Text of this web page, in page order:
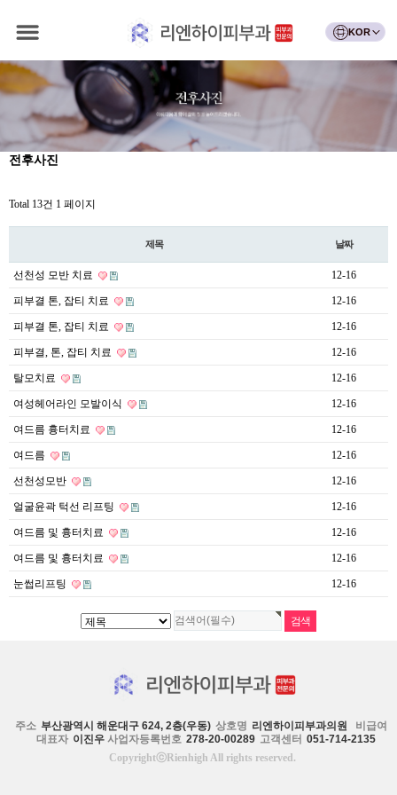
KOR
전후사진
Total 13건 1 페이지
제목 날짜
선천성 모반 치료 12-16
피부결 톤, 잡티 치료 12-16
피부결 톤, 잡티 치료 12-16
피부결, 톤, 잡티 치료 12-16
탈모치료 12-16
여성헤어라인 모발이식 12-16
여드름 흉터치료 12-16
여드름 12-16
선천성모반 12-16
얼굴윤곽 턱선 리프팅 12-16
여드름 및 흉터치료 12-16
여드름 및 흉터치료 12-16
눈썹리프팅 12-16
주소 부산광역시 해운대구 624, 2층(우동) 상호명 리엔하이피부과의원
비급여
대표자 이진우 사업자등록번호 278-20-00289 고객센터 051-714-2135
CopyrightⓒRienhigh All rights reserved.